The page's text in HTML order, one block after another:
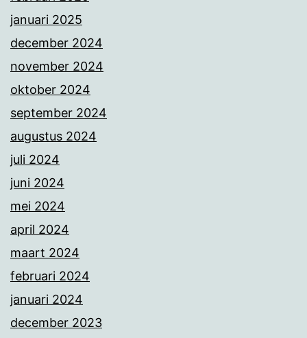
januari 2025
december 2024
november 2024
oktober 2024
september 2024
augustus 2024
juli 2024
juni 2024
mei 2024
april 2024
maart 2024
februari 2024
januari 2024
december 2023